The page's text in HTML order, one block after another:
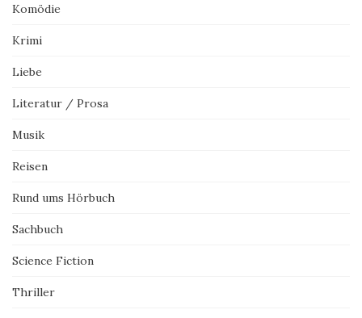
Komödie
Krimi
Liebe
Literatur / Prosa
Musik
Reisen
Rund ums Hörbuch
Sachbuch
Science Fiction
Thriller